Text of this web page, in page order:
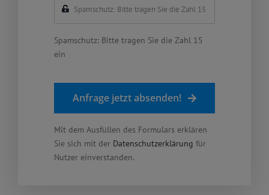
Spamschutz: Bitte tragen Sie die Zahl 15
ein
Anfrage jetzt absenden!
Mit dem Ausfüllen des Formulars erklären
Sie sich mit der Datenschutzerklärung für
Nutzer einverstanden.